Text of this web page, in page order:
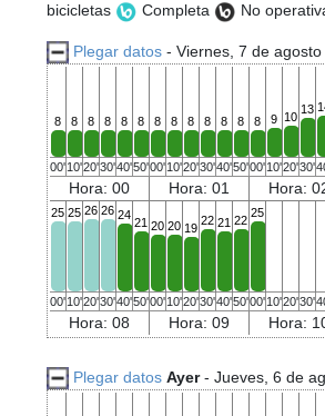
bicicletas
Completa No
Plegar datos - Viernes, 7 de
8 8 8 8 8 8 8 8 8 8 8 8 8 9 10
13
00'10'20'30'40'50'00'10'20'30'40'50'00'10'20'30'
Hora: 00 Hora: 01 Hora:
25 25 26 26 24
21 20 20 19
22 21 22
25
00'10'20'30'40'50'00'10'20'30'40'50'00'10'20'30'
Hora: 08 Hora: 09 Hora:
Plegar datos Ayer- Jueves, 6 de